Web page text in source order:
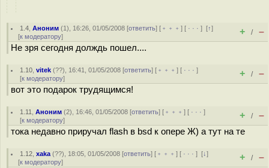
1.4 ,Аноним (1), 16:26, 01/05/2008 [ответить] [ ﹢﹢﹢] [ · · ·][↑]
[к модератору] + / –
Не зря сегодня долждь пошел....
1.10 ,vitek (??), 16:41, 01/05/2008 [ответить] [ ﹢﹢﹢] [ · · ·]
[к модератору] + / –
вот это подарок трудящимся!
1.11 ,Аноним (2), 16:46, 01/05/2008 [ответить] [ ﹢﹢﹢] [ · · ·]
[к модератору] + / –
тока недавно приручал flash в bsd к опере Ж) а тут на те
1.12 ,xaka (??), 18:05, 01/05/2008 [ответить] [ ﹢﹢﹢] [ · · ·][↓]
[к модератору] + / –